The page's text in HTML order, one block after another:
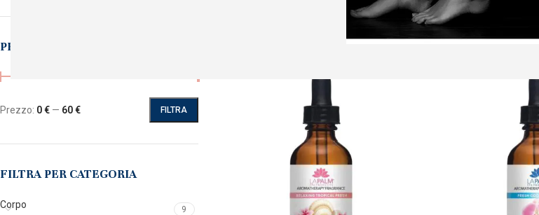
PREZZO
FILTRA
Prezzo: 0 € — 60 €
FILTRA PER CATEGORIA
Corpo 9